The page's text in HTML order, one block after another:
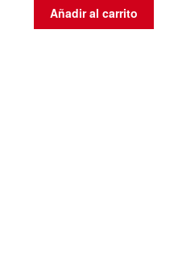
Añadir al carrito